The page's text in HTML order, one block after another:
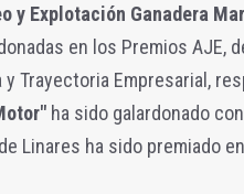
y Explotación Ganadera
en los Premios AJE,
y Trayectoria Empresarial,
ha sido galardonado
Linares ha sido premiado